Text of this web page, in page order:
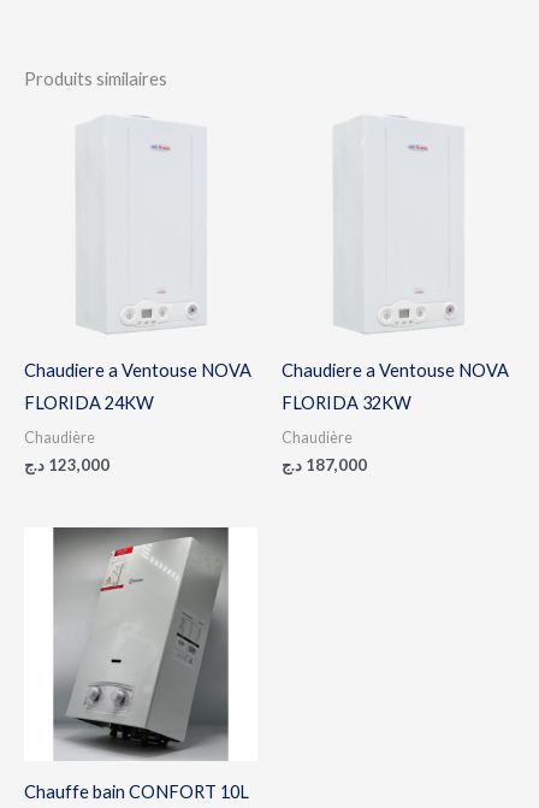
Produits similaires
Chaudiere a Ventouse NOVA
FLORIDA 24KW
Chaudière
123,000 د.ج
Chaudiere a Ventouse NOVA
FLORIDA 32KW
Chaudière
187,000 د.ج
Chauffe bain CONFORT 10L